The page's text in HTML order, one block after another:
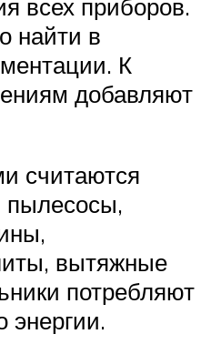
всех приборов.
найти в
К
добавляют
считаются
пылесосы,
вытяжные
потребляют
энергии.